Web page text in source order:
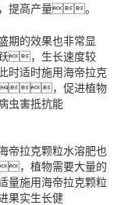
提高产量。
的效果也非常显
，生长速度较
适时施用海帝拉克
，促进植物
害抵抗能
拉克颗粒水溶肥也
，植物需要大量的
施用海帝拉克颗粒
果实生长健